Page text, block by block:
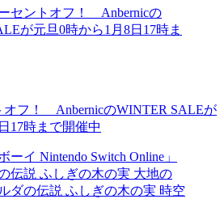
オフ！ AnbernicのWINTER SALEが
17時まで開催中